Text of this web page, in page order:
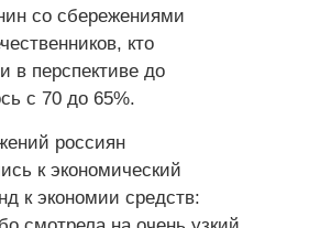
со сбережениями
кто
в перспективе до
с 70 до 65%.
россиян
к экономический
к экономии средств: